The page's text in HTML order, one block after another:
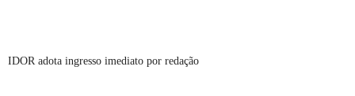
IDOR adota ingresso imediato por redação